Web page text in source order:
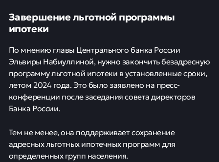
Завершение льготной программы
ипотеки
По мнению главы Центрального банка России
Эльвиры Набиуллиной, нужно закончить безадресную
программу льготной ипотеки в установленные сроки,
летом 2024 года. Это было заявлено на пресс-
конференции после заседания совета директоров
Банка России.
Тем не менее, она поддерживает сохранение
адресных льготных ипотечных программ для
определенных групп населения.